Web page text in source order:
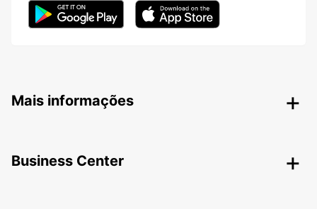
Mais informações
Business Center